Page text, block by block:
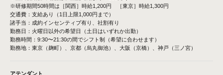
※研修期間50時間は［関西］時給1,200円 ［東京］時給1,300円
交通費：支給あり（1日上限1,000円まで）
諸手当：成約インセンティブ有り、社割有り
勤務日：火曜日以外の希望日（土日はいずれか出勤）
勤務時間：9:30〜21:30の間でシフト制（希望に合わせます）
勤務地：東京（麹町）、京都（烏丸御池）、大阪（京橋）、神戸（三ノ宮）
アテンダント